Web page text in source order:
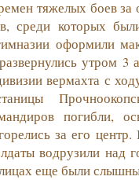
тяжелых боев
среди которых
оформили
утром 3
вермахта с
погибли,
за его
водрузили над
еще были